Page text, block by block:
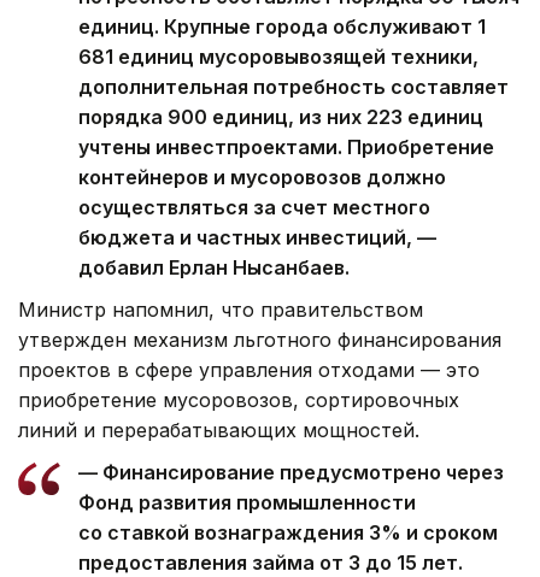
единиц. Крупные города обслуживают 1
681 единиц мусоровывозящей техники,
дополнительная потребность составляет
порядка 900 единиц, из них 223 единиц
учтены инвестпроектами. Приобретение
контейнеров и мусоровозов должно
осуществляться за счет местного
бюджета и частных инвестиций, —
добавил Ерлан Нысанбаев.
Министр напомнил, что правительством
утвержден механизм льготного финансирования
проектов в сфере управления отходами — это
приобретение мусоровозов, сортировочных
линий и перерабатывающих мощностей.
— Финансирование предусмотрено через
Фонд развития промышленности
со ставкой вознаграждения 3% и сроком
предоставления займа от 3 до 15 лет.